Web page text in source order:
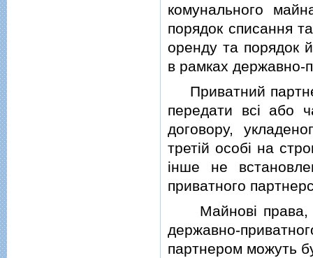
комунального
порядок списання
оренду та порядок
в рамках державно-
Приватний
передати всi або
договору,
третiй особi на
iнше не
приватного
Майновi права,
державно-
партнером можуть